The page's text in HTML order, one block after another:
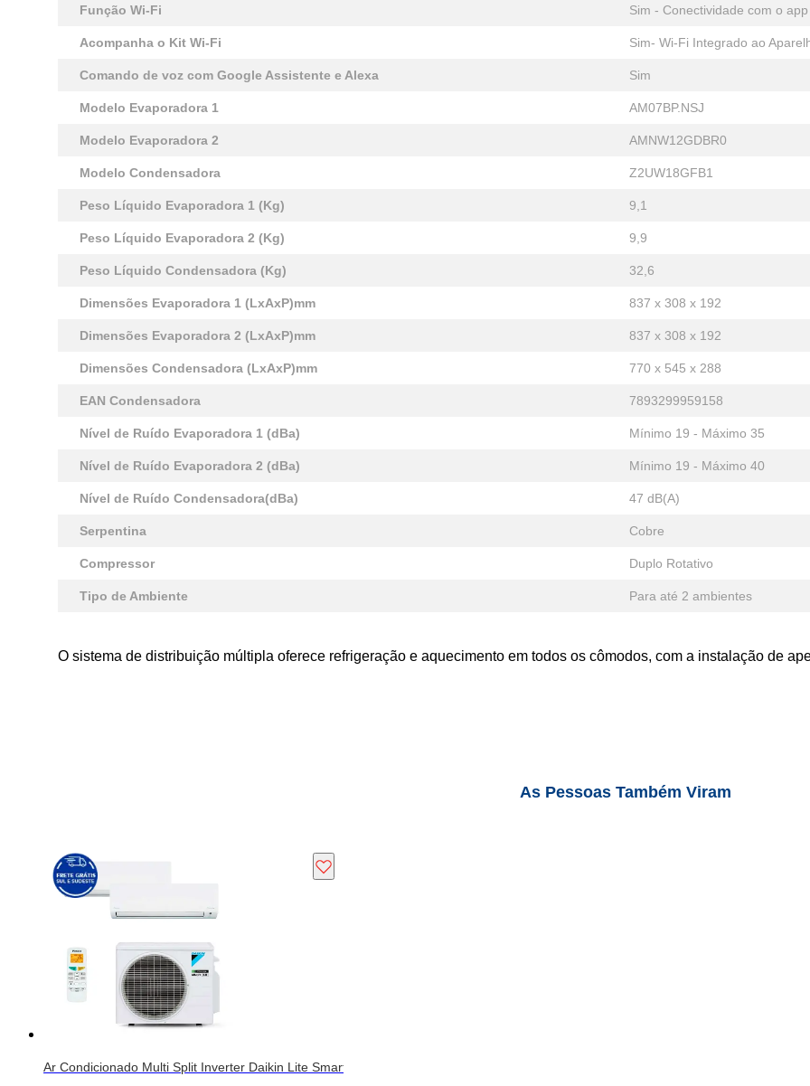
Função Wi-Fi Sim - Conectividade com o
Acompanha o Kit Wi-Fi Sim- Wi-Fi Integrado ao
Comando de voz com Google Assistente e Alexa Sim
Modelo Evaporadora 1 AM07BP.NSJ
Modelo Evaporadora 2 AMNW12GDBR0
Modelo Condensadora Z2UW18GFB1
Peso Líquido Evaporadora 1 (Kg) 9,1
Peso Líquido Evaporadora 2 (Kg) 9,9
Peso Líquido Condensadora (Kg) 32,6
Dimensões Evaporadora 1 (LxAxP)mm 837 x 308 x 192
Dimensões Evaporadora 2 (LxAxP)mm 837 x 308 x 192
Dimensões Condensadora (LxAxP)mm 770 x 545 x 288
EAN Condensadora 7893299959158
Nível de Ruído Evaporadora 1 (dBa) Mínimo 19 - Máximo 35
Nível de Ruído Evaporadora 2 (dBa) Mínimo 19 - Máximo 40
Nível de Ruído Condensadora(dBa) 47 dB(A)
Serpentina Cobre
Compressor Duplo Rotativo
Tipo de Ambiente Para até 2 ambientes
O sistema de distribuição múltipla oferece refrigeração e aquecimento em todos os cômodos, com a instalação de
As Pessoas Também Viram
Ar Condicionado Multi Split Inverter Daikin Lite Smart 18.000 BTU/h (2x 12.000) Quente/Frio 220V R-32